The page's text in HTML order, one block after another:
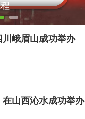
峨眉山成功举办
山西沁水成功举办